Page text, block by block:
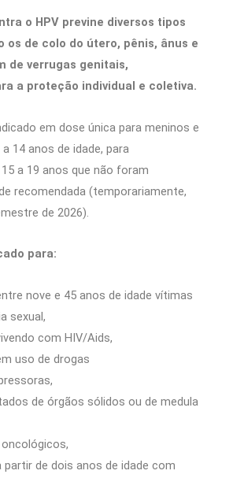
o HPV previne diversos tipos
os de colo do útero, pênis, ânus e
de verrugas genitais,
a proteção individual e coletiva.
em dose única para meninos e
14 anos de idade, para
a 19 anos que não foram
recomendada (temporariamente,
de 2026).
para:
nove e 45 anos de idade vítimas
sexual,
com HIV/Aids,
uso de drogas
de órgãos sólidos ou de medula
partir de dois anos de idade com